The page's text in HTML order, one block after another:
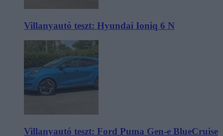
Villanyautó teszt: Hyundai Ioniq 6 N
Villanyautó teszt: Ford Puma Gen-e BlueCruise